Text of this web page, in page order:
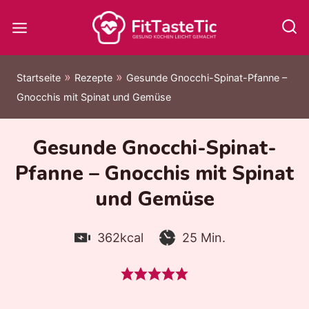
Inhalt
Startseite » Rezepte » Gesunde Gnocchi-Spinat-Pfanne –
Gnocchis mit Spinat und Gemüse
Gesunde Gnocchi-Spinat-
Pfanne – Gnocchis mit Spinat
und Gemüse
Kalorien:
362kcal Zubereitungszeit:
25 Minuten
Min.